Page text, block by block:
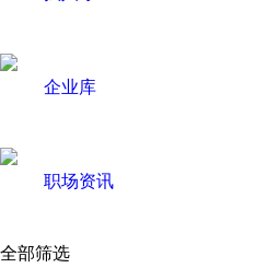
企业库
职场资讯
全部筛选